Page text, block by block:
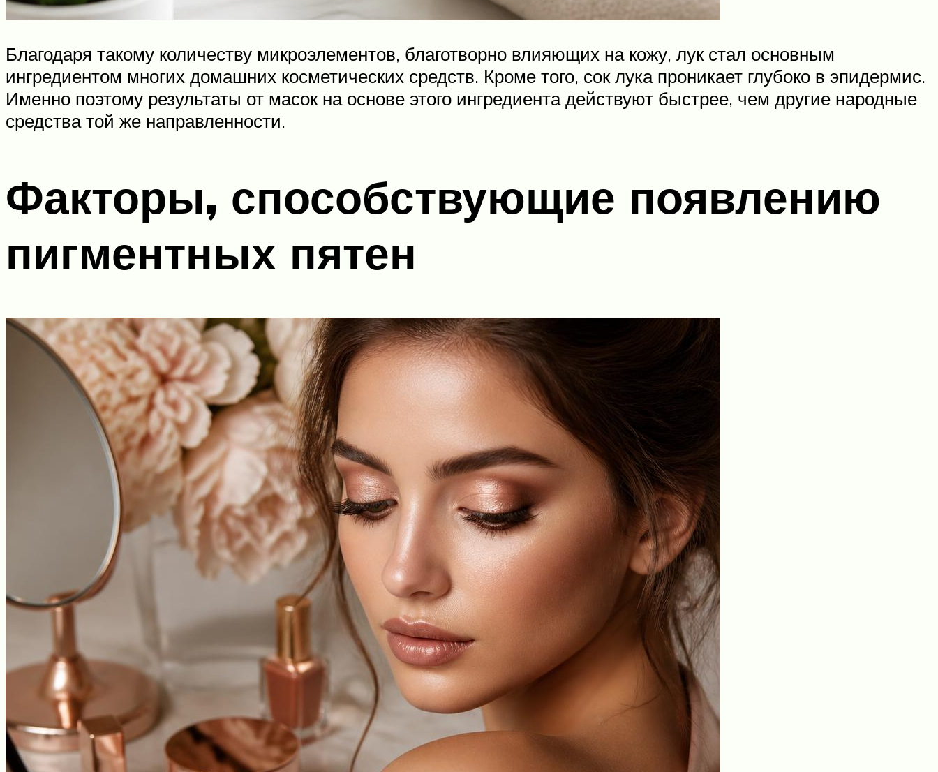
Благодаря такому количеству микроэлементов, благотворно влияющих на кожу, лук стал основным
ингредиентом многих домашних косметических средств. Кроме того, сок лука проникает глубоко в эпидермис.
Именно поэтому результаты от масок на основе этого ингредиента действуют быстрее, чем другие народные
средства той же направленности.
Факторы, способствующие появлению
пигментных пятен